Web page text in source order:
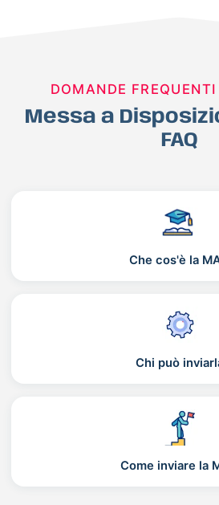
DOMANDE
Messa a
FAQ
Che cos'è la
Chi può
Come inviare la